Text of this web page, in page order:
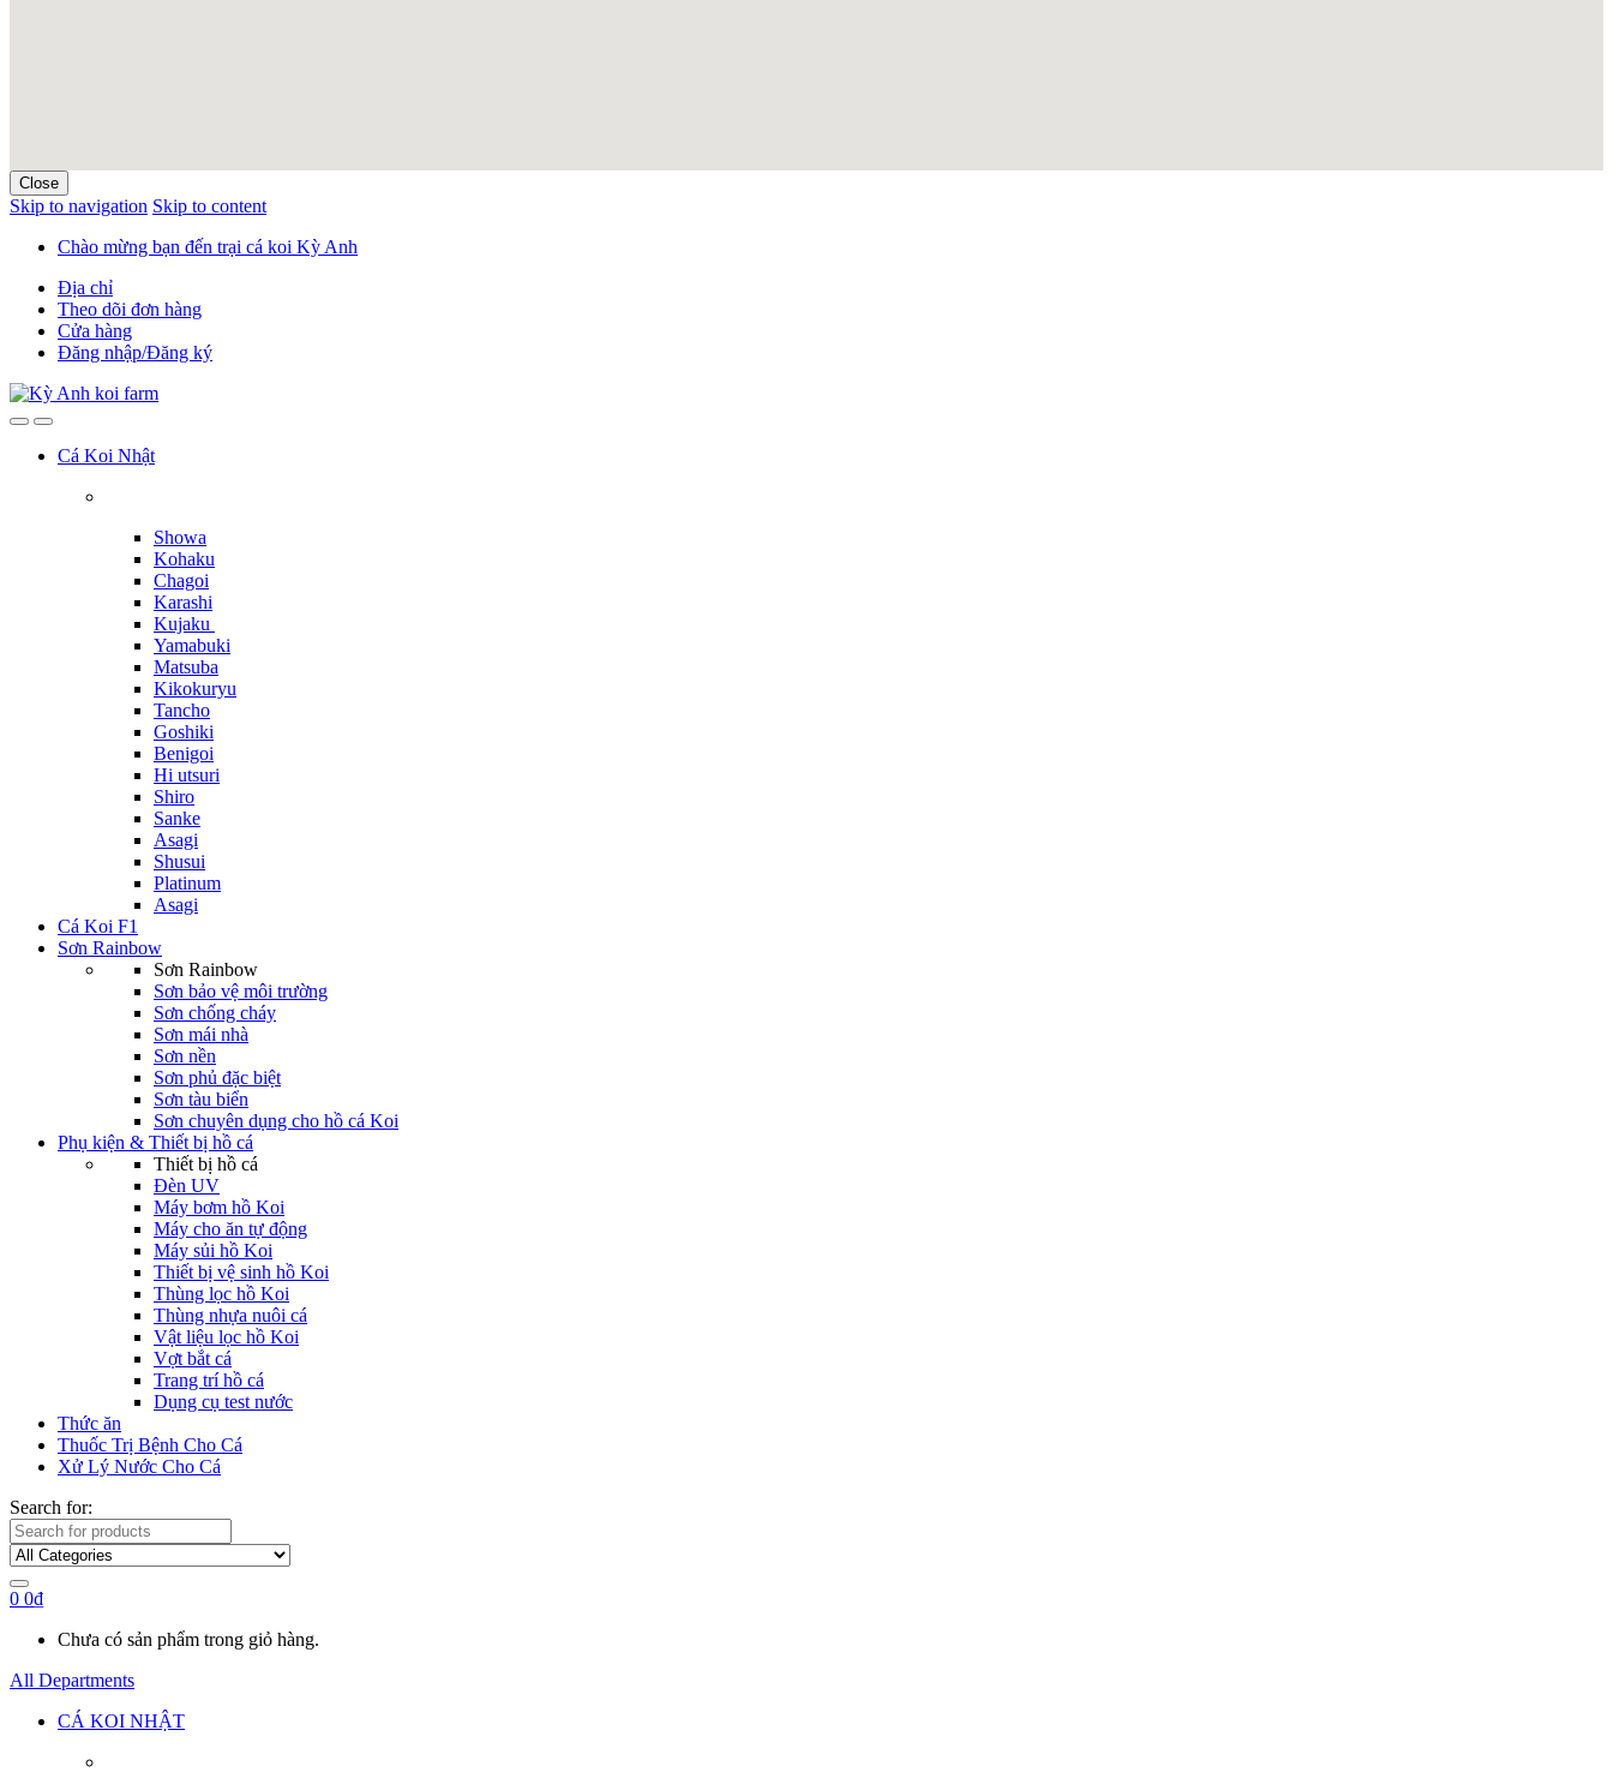
Close
Skip to navigation Skip to content
Chào mừng bạn đến trại cá koi Kỳ Anh
Địa chỉ
Theo dõi đơn hàng
Cửa hàng
Đăng nhập/Đăng ký
Cá Koi Nhật
Showa
Kohaku
Chagoi
Karashi
Kujaku
Yamabuki
Matsuba
Kikokuryu
Tancho
Goshiki
Benigoi
Hi utsuri
Shiro
Sanke
Asagi
Shusui
Platinum
Asagi
Cá Koi F1
Sơn Rainbow
Sơn Rainbow
Sơn bảo vệ môi trường
Sơn chống cháy
Sơn mái nhà
Sơn nền
Sơn phủ đặc biệt
Sơn tàu biển
Sơn chuyên dụng cho hồ cá Koi
Phụ kiện & Thiết bị hồ cá
Thiết bị hồ cá
Đèn UV
Máy bơm hồ Koi
Máy cho ăn tự động
Máy sủi hồ Koi
Thiết bị vệ sinh hồ Koi
Thùng lọc hồ Koi
Thùng nhựa nuôi cá
Vật liệu lọc hồ Koi
Vợt bắt cá
Trang trí hồ cá
Dụng cụ test nước
Thức ăn
Thuốc Trị Bệnh Cho Cá
Xử Lý Nước Cho Cá
Search for:
0 0₫
Chưa có sản phẩm trong giỏ hàng.
All Departments
CÁ KOI NHẬT